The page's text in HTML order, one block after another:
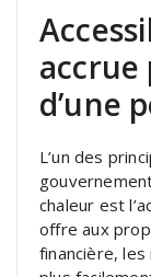
accrue
d’une
L’un des
chaleur est
offre aux
financière,